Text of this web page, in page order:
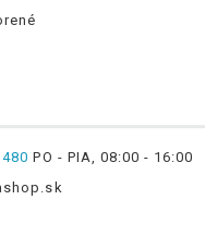
PO - PIA, 08:00 - 16:00